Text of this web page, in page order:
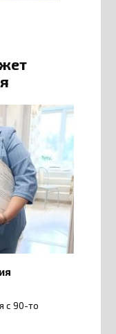
с 90-то